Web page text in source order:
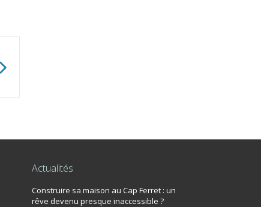
Actualités
Construire sa maison au Cap Ferret : un
rêve devenu presque inaccessible ?